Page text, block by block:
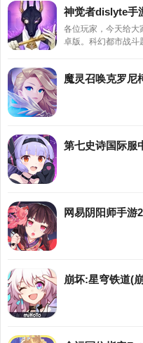
神觉者dislyte手
各位玩家，今天给
卓版。科幻都市战斗
的伙伴可以试试。
魔灵召唤克罗尼
第七史诗国际服
网易阴阳师手游
崩坏:星穹铁道(